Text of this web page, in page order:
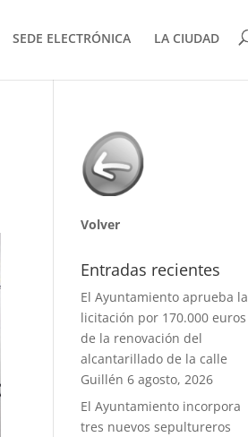
SEDE ELECTRÓNICA LA CIUDAD
Volver
Entradas recientes
El Ayuntamiento aprueba la
licitación por 170.000 euros
de la renovación del
alcantarillado de la calle
Guillén 6 agosto, 2026
El Ayuntamiento incorpora
tres nuevos sepultureros